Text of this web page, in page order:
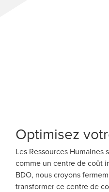
Optimisez
Les Ressources Humaines
comme un centre de coût
BDO, nous croyons
transformer ce centre de